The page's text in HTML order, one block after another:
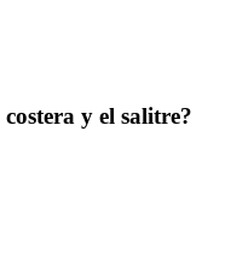
y el salitre?